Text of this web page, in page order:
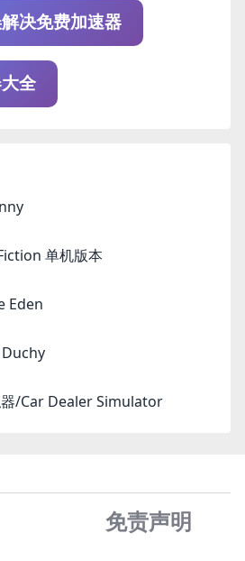
决免费加速器
全
双影奇境/Split Fiction 单机版本
Eden
/Car Dealer Simulator
免责声明